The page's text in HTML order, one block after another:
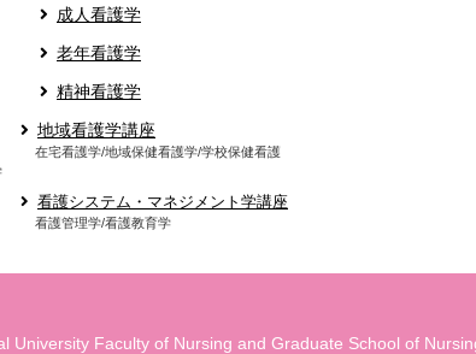
成人看護学
老年看護学
精神看護学
地域看護学講座
在宅看護学/地域保健看護学/学校保健看護
看護システム・マネジメント学講座
看護管理学/看護教育学
University Faculty of Nursing and Graduate School of